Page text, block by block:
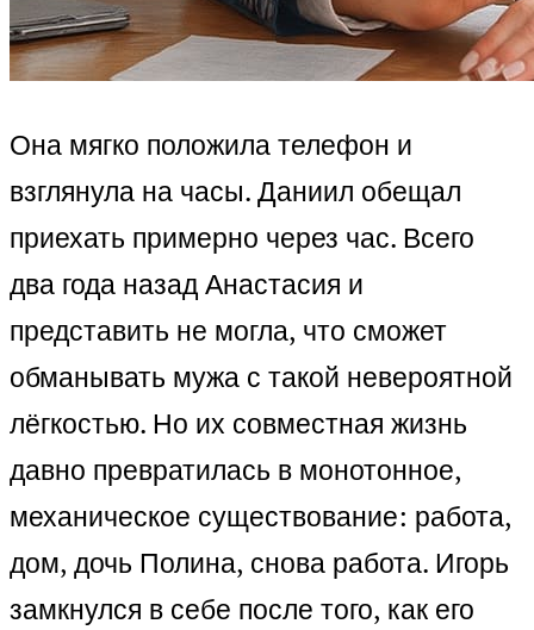
Она мягко положила телефон и
взглянула на часы. Даниил обещал
приехать примерно через час. Всего
два года назад Анастасия и
представить не могла, что сможет
обманывать мужа с такой невероятной
лёгкостью. Но их совместная жизнь
давно превратилась в монотонное,
механическое существование: работа,
дом, дочь Полина, снова работа. Игорь
замкнулся в себе после того, как его